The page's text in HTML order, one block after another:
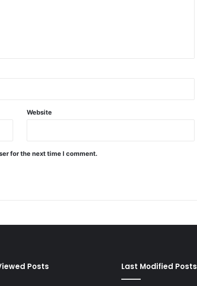
Website
for the next time I comment.
Posts Last Modified Posts